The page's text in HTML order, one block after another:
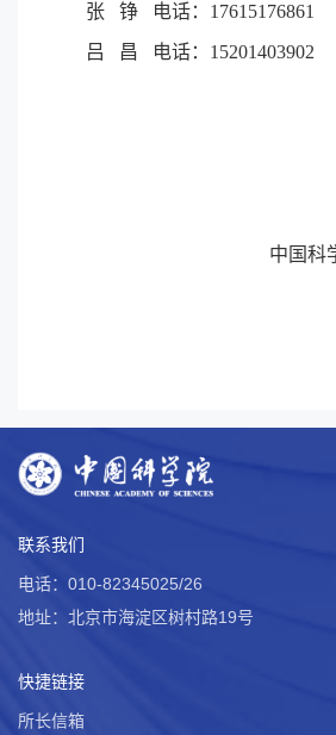
张 铮 电话：17615176861
吕 昌 电话：15201403902
中国科
联系我们
电话：010-82345025/26
地址：北京市海淀区树村路19号
快捷链接
所长信箱